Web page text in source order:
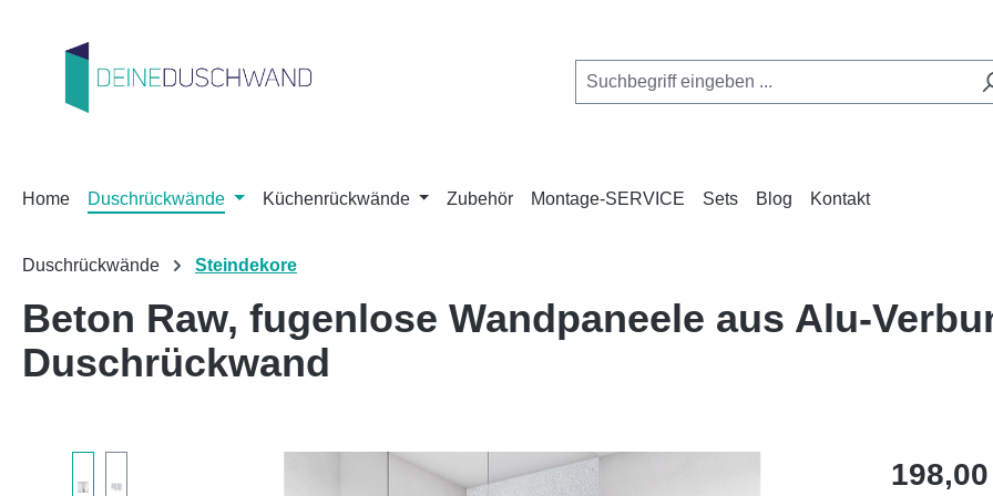
Home Duschrückwände Küchenrückwände Zubehör Montage-SERVICE Sets Blog Kontakt
Duschrückwände Steindekore
Beton Raw, fugenlose Wandpaneele aus Alu-
Duschrückwand
Regulärer